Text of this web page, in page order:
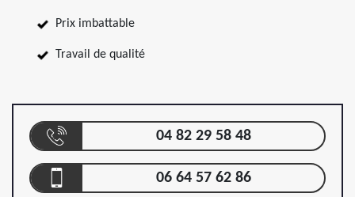
Prix imbattable
Travail de qualité
04 82 29 58 48
06 64 57 62 86